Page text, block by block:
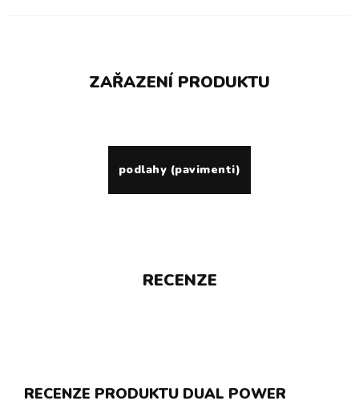
ZAŘAZENÍ PRODUKTU
podlahy (pavimenti)
RECENZE
RECENZE PRODUKTU DUAL POWER